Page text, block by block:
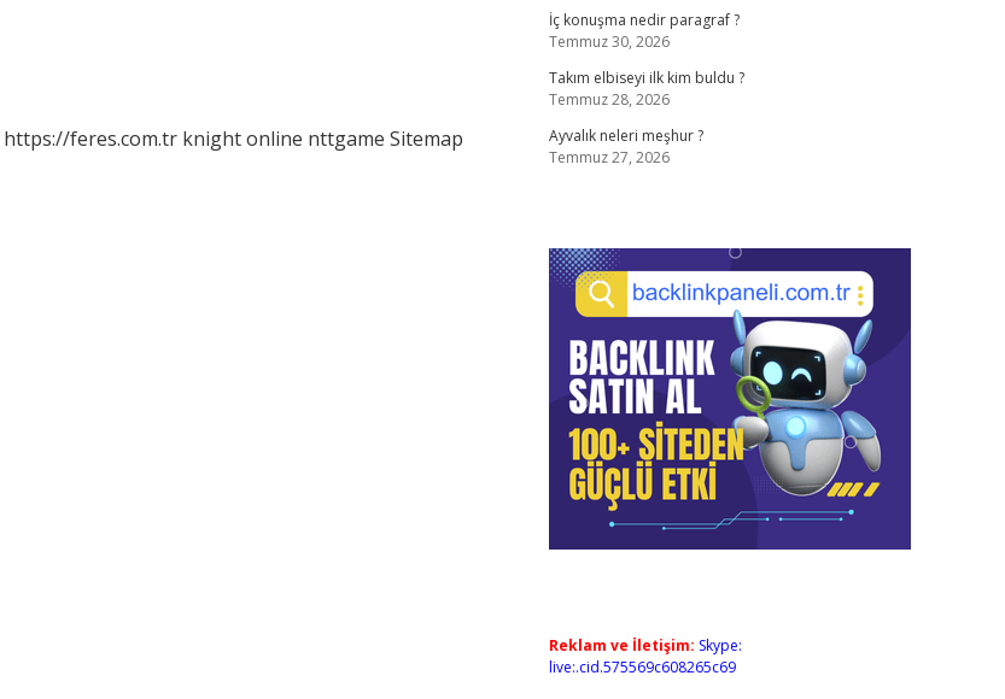
https://feres.com.tr knight online nttgame Sitemap
İç konuşma nedir paragraf ?
Temmuz 30, 2026
Takım elbiseyi ilk kim buldu ?
Temmuz 28, 2026
Ayvalık neleri meşhur ?
Temmuz 27, 2026
Reklam ve İletişim: Skype:
live:.cid.575569c608265c69